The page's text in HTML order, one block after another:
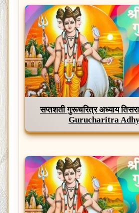
सप्तशती गुरूचरित्र अध्याय
Gurucharitra